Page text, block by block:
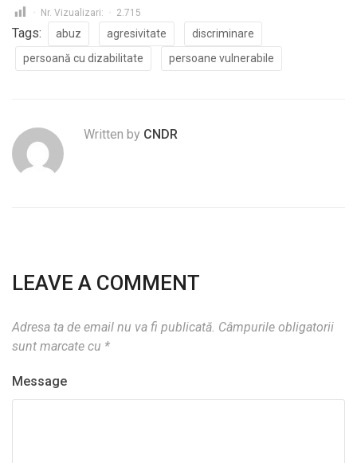
Nr. Vizualizari: 2.715
Tags: abuz agresivitate
discriminare
persoană cu dizabilitate
persoane vulnerabile
Written by CNDR
LEAVE A COMMENT
Adresa ta de email nu va fi publicată. Câmpurile obligatorii
sunt marcate cu *
Message